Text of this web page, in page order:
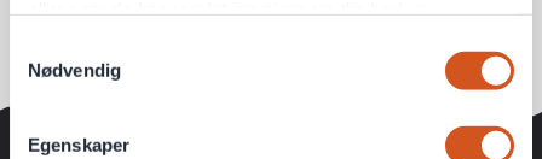
Nødvendig
Egenskaper